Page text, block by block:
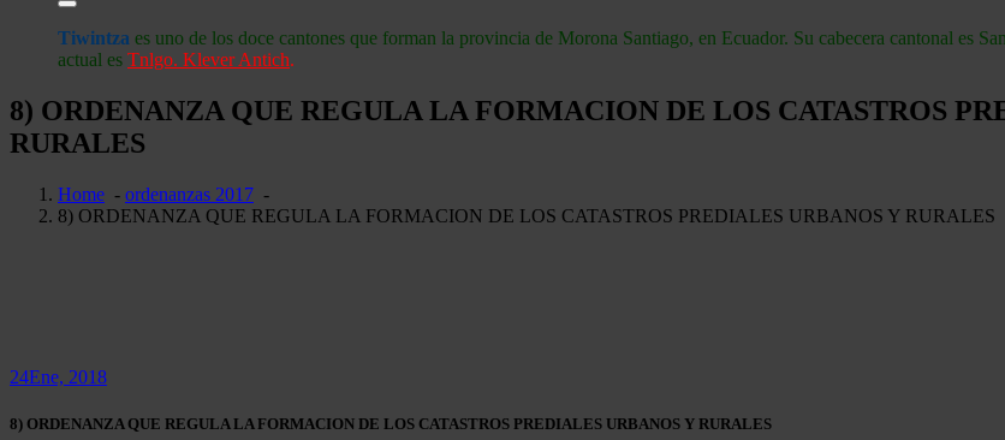
Tiwintza es uno de los doce cantones que forman la provincia de Morona Santiago, en Ecuador. Su cabecera cantonal es
actual es Tnlgo. Klever Antich.
8) ORDENANZA QUE REGULA LA FORMACION DE LOS CATASTROS
RURALES
Home - ordenanzas 2017 -
8) ORDENANZA QUE REGULA LA FORMACION DE LOS CATASTROS PREDIALES URBANOS Y RURALES
24Ene, 2018
8) ORDENANZA QUE REGULA LA FORMACION DE LOS CATASTROS PREDIALES URBANOS Y RURALES